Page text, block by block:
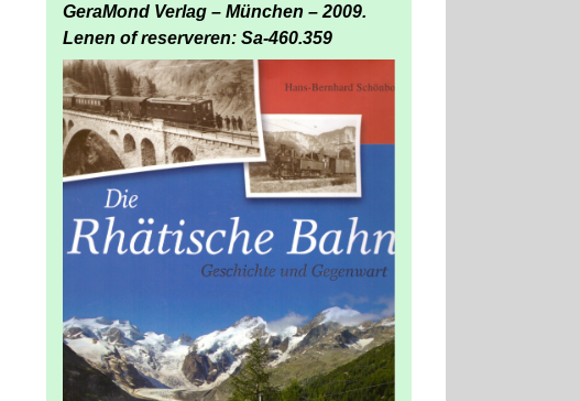
GeraMond Verlag – München – 2009.
Lenen of reserveren: Sa-460.359